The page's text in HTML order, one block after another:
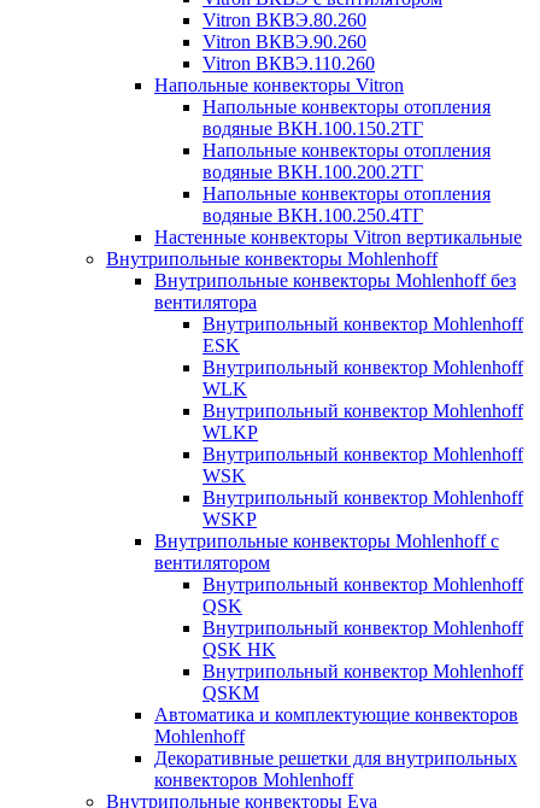
Vitron ВКВЭ.80.260
Vitron ВКВЭ.90.260
Vitron ВКВЭ.110.260
Напольные конвекторы Vitron
Напольные конвекторы отопления
водяные ВКН.100.150.2ТГ
Напольные конвекторы отопления
водяные ВКН.100.200.2ТГ
Напольные конвекторы отопления
водяные ВКН.100.250.4ТГ
Настенные конвекторы Vitron вертикальные
Внутрипольные конвекторы Mohlenhoff
Внутрипольные конвекторы Mohlenhoff без
вентилятора
Внутрипольный конвектор Mohlenhoff
ESK
Внутрипольный конвектор Mohlenhoff
WLK
Внутрипольный конвектор Mohlenhoff
WLKP
Внутрипольный конвектор Mohlenhoff
WSK
Внутрипольный конвектор Mohlenhoff
WSKP
Внутрипольные конвекторы Mohlenhoff с
вентилятором
Внутрипольный конвектор Mohlenhoff
QSK
Внутрипольный конвектор Mohlenhoff
QSK HK
Внутрипольный конвектор Mohlenhoff
QSKM
Автоматика и комплектующие конвекторов
Mohlenhoff
Декоративные решетки для внутрипольных
конвекторов Mohlenhoff
Внутрипольные конвекторы Eva